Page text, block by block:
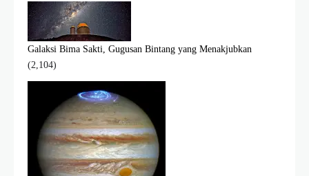
Galaksi Bima Sakti, Gugusan Bintang yang Menakjubkan
(2,104)